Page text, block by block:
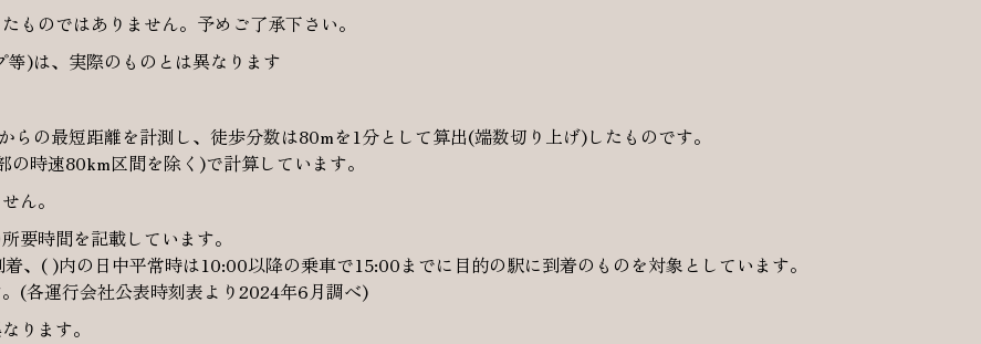
ものではありません。予めご了承下さい。
)は、実際のものとは異なります
の最短距離を計測し、徒歩分数は80mを1分として算出(端数切り上げ)したものです。
時速80km区間を除く)で計算しています。
ん。
要時間を記載しています。
、( )内の日中平常時は10:00以降の乗車で15:00までに目的の駅に到着のものを対象としています。
(各運行会社公表時刻表より2024年6月調べ)
ります。